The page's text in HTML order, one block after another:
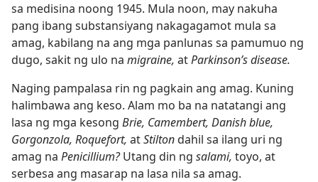
sa medisina noong 1945. Mula noon, may nakuha
pang ibang substansiyang nakagagamot mula sa
amag, kabilang na ang mga panlunas sa pamumuo ng
dugo, sakit ng ulo na migraine, atParkinson’s disease.
Naging pampalasa rin ng pagkain ang amag. Kuning
halimbawa ang keso. Alam mo ba na natatangi ang
lasa ng mga kesong Brie, Camembert, Danish blue,
Gorgonzola, Roquefort, atStiltondahil sa ilang uri ng
amag na Penicillium?Utang din ng salami, toyo, at
serbesa ang masarap na lasa nila sa amag.